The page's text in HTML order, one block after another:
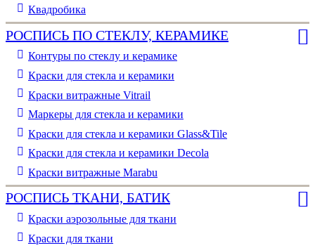
Квадробика
РОСПИСЬ ПО СТЕКЛУ, КЕРАМИКЕ
Контуры по стеклу и керамике
Краски для стекла и керамики
Краски витражные Vitrail
Маркеры для стекла и керамики
Краски для стекла и керамики Glass&Tile
Краски для стекла и керамики Decola
Краски витражные Marabu
РОСПИСЬ ТКАНИ, БАТИК
Краски аэрозольные для ткани
Краски для ткани